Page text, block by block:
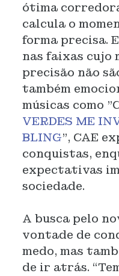
ótima
calcula o
forma precisa.
nas faixas cujo
precisão não
também
músicas como
VERDES ME
BLING", CAE
conquistas,
expectativas
sociedade.
A busca pelo
vontade de
medo, mas
de ir atrás.